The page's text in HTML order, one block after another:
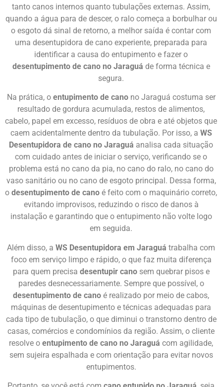
tanto canos internos quanto tubulações externas. Assim,
quando a água para de descer, o ralo começa a borbulhar ou
o esgoto dá sinal de retorno, a melhor saída é contar com
uma desentupidora de cano experiente, preparada para
identificar a causa do entupimento e fazer o
desentupimento de cano no Jaraguá de forma técnica e
segura.
Na prática, o entupimento de canono Jaraguá costuma ser
resultado de gordura acumulada, restos de alimentos,
cabelo, papel em excesso, resíduos de obra e até objetos que
caem acidentalmente dentro da tubulação. Por isso, a WS
Desentupidora de cano no Jaraguá analisa cada situação
com cuidado antes de iniciar o serviço, verificando se o
problema está no cano da pia, no cano do ralo, no cano do
vaso sanitário ou no cano de esgoto principal. Dessa forma,
o desentupimento de cano é feito com o maquinário correto,
evitando improvisos, reduzindo o risco de danos à
instalação e garantindo que o entupimento não volte logo
em seguida.
Além disso, a WS Desentupidora em Jaraguá trabalha com
foco em serviço limpo e rápido, o que faz muita diferença
para quem precisa desentupir canosem quebrar pisos e
paredes desnecessariamente. Sempre que possível, o
desentupimento de cano é realizado por meio de cabos,
máquinas de desentupimento e técnicas adequadas para
cada tipo de tubulação, o que diminui o transtorno dentro de
casas, comércios e condomínios da região. Assim, o cliente
resolve o entupimento de cano no Jaraguá com agilidade,
sem sujeira espalhada e com orientação para evitar novos
entupimentos.